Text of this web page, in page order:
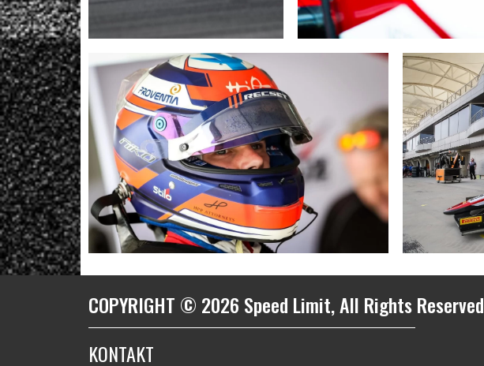
COPYRIGHT © 2026 Speed Limit, All Rights Reserved
KONTAKT